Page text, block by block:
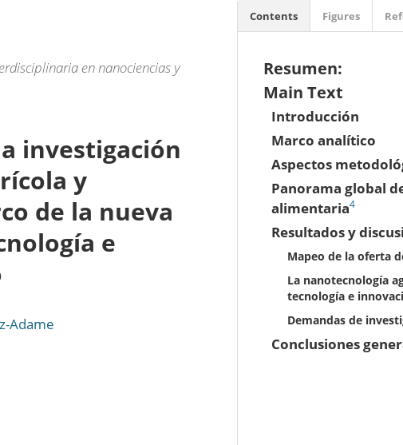
en nanociencias y
investigación
y
de la nueva
e
Adame
Resumen:
Main Text
Introducción
Marco analítico
Aspectos
Panorama global
alimentaria4
Resultados y
Mapeo de la oferta
La nanotecnología
tecnología e
Demandas de
Conclusiones
Contents Figures